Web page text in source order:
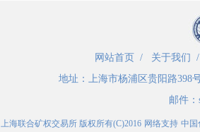
网站首页 / 关于我们
地址： 上海市杨浦区贵阳路398
邮件：
上海联合矿权交易所版权所有(C)2016 网络支持 中国